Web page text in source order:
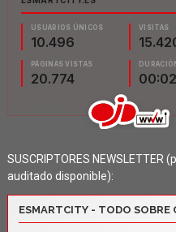
SUSCRIPTORES
auditado disponible):